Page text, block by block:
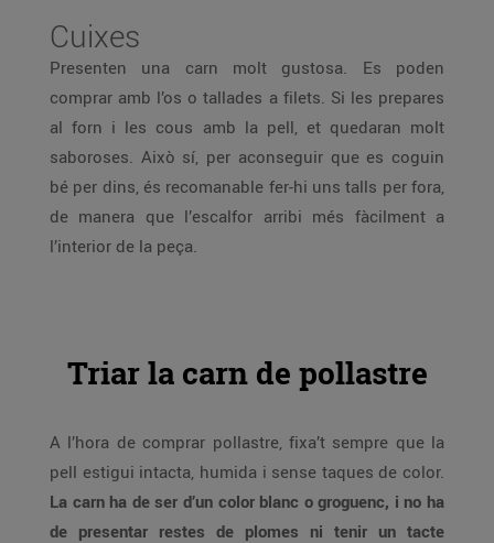
Cuixes
Presenten una carn molt gustosa. Es poden
comprar amb l’os o tallades a filets. Si les prepares
al forn i les cous amb la pell, et quedaran molt
saboroses. Això sí, per aconseguir que es coguin
bé per dins, és recomanable fer-hi uns talls per fora,
de manera que l’escalfor arribi més fàcilment a
l’interior de la peça.
Triar la carn de pollastre
A l’hora de comprar pollastre, fixa’t sempre que la
pell estigui intacta, humida i sense taques de color.
La carn ha de ser d’un color blanc o groguenc, i no ha
de presentar restes de plomes ni tenir un tacte